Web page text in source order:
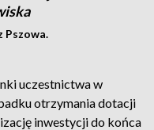
Pszowa.
uczestnictwa w
otrzymania dotacji
inwestycji do końca